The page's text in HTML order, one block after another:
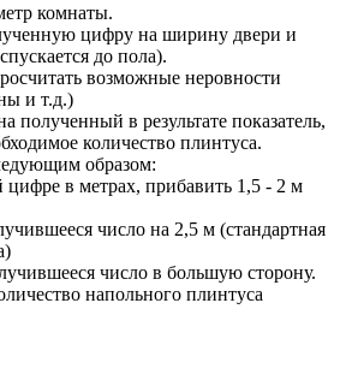
комнаты.
цифру на ширину двери и
до пола).
возможные неровности
и т.д.)
полученный в результате показатель,
количество плинтуса.
образом:
цифре в метрах, прибавить 1,5 - 2 м
число на 2,5 м (стандартная
число в большую сторону.
напольного плинтуса